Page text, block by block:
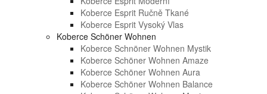
Koberce Esprit Ručně Tkané
Koberce Esprit Vysoký Vlas
Koberce Schöner Wohnen
Koberce Schnöner Wohnen Mystik
Koberce Schöner Wohnen Amaze
Koberce Schöner Wohnen Aura
Koberce Schöner Wohnen Balance